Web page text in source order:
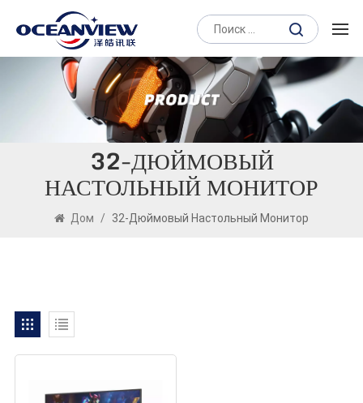
32-ДЮЙМОВЫЙ
НАСТОЛЬНЫЙ МОНИТОР
Дом / 32-Дюймовый Настольный Монитор